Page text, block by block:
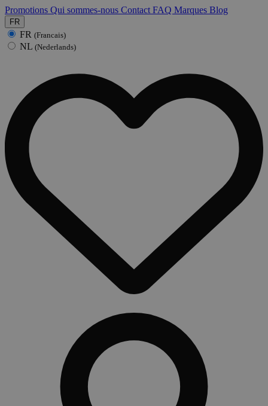
Promotions Qui sommes-nous Contact FAQ Marques Blog
FR
FR (Francais)
NL (Nederlands)